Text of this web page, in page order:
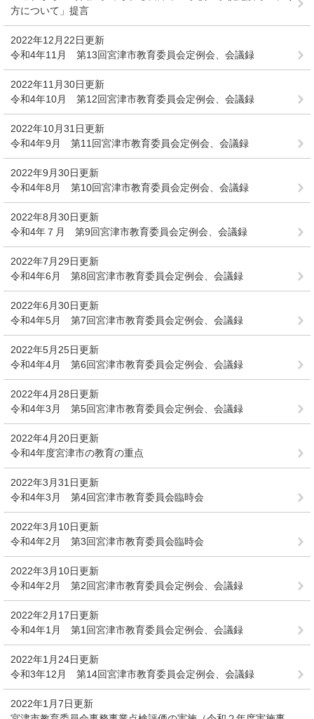
方について」提言
2022年12月22日更新
令和4年11月 第13回宮津市教育委員会定例会、会議録
2022年11月30日更新
令和4年10月 第12回宮津市教育委員会定例会、会議録
2022年10月31日更新
令和4年9月 第11回宮津市教育委員会定例会、会議録
2022年9月30日更新
令和4年8月 第10回宮津市教育委員会定例会、会議録
2022年8月30日更新
令和4年７月 第9回宮津市教育委員会定例会、会議録
2022年7月29日更新
令和4年6月 第8回宮津市教育委員会定例会、会議録
2022年6月30日更新
令和4年5月 第7回宮津市教育委員会定例会、会議録
2022年5月25日更新
令和4年4月 第6回宮津市教育委員会定例会、会議録
2022年4月28日更新
令和4年3月 第5回宮津市教育委員会定例会、会議録
2022年4月20日更新
令和4年度宮津市の教育の重点
2022年3月31日更新
令和4年3月 第4回宮津市教育委員会臨時会
2022年3月10日更新
令和4年2月 第3回宮津市教育委員会臨時会
2022年3月10日更新
令和4年2月 第2回宮津市教育委員会定例会、会議録
2022年2月17日更新
令和4年1月 第1回宮津市教育委員会定例会、会議録
2022年1月24日更新
令和3年12月 第14回宮津市教育委員会定例会、会議録
2022年1月7日更新